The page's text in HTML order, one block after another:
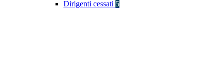
Dirigenti cessati 5